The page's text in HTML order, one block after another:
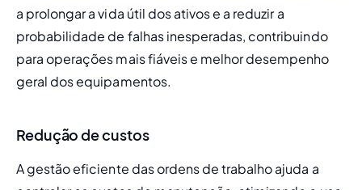
a prolongar a vida útil dos ativos e a reduzir a
probabilidade de falhas inesperadas, contribuindo
para operações mais fiáveis e melhor desempenho
geral dos equipamentos.
Redução de custos
A gestão eficiente das ordens de trabalho ajuda a